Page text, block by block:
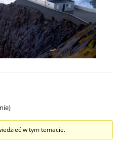
w tym temacie.